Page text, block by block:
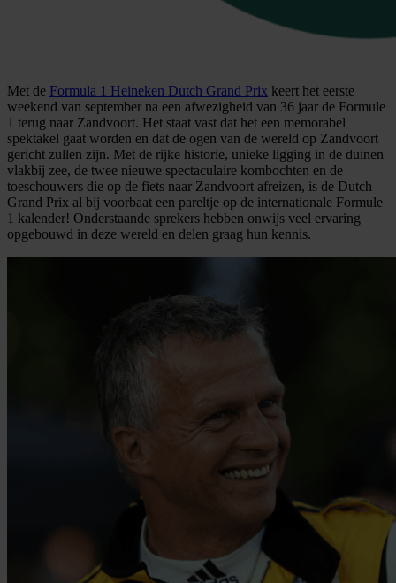
Met de Formula 1 Heineken Dutch Grand Prix keert het eerste
weekend van september na een afwezigheid van 36 jaar de Formule
1 terug naar Zandvoort. Het staat vast dat het een memorabel
spektakel gaat worden en dat de ogen van de wereld op Zandvoort
gericht zullen zijn. Met de rijke historie, unieke ligging in de duinen
vlakbij zee, de twee nieuwe spectaculaire kombochten en de
toeschouwers die op de fiets naar Zandvoort afreizen, is de Dutch
Grand Prix al bij voorbaat een pareltje op de internationale Formule
1 kalender! Onderstaande sprekers hebben onwijs veel ervaring
opgebouwd in deze wereld en delen graag hun kennis.